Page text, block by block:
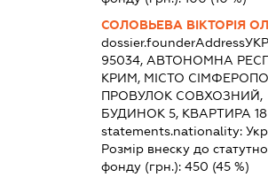
СОЛОВЬЕВА ВІКТОРІЯ
dossier.founderAddress
95034, АВТОНОМНА
КРИМ, МІСТО
ПРОВУЛОК СОВХОЗНИЙ,
БУДИНОК 5, КВАРТИРА 18
statements.nationality:
Розмір внеску до
фонду (грн.):450 (45 %)